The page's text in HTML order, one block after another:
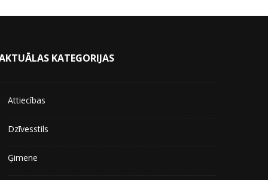
KATEGORIJAS
Attiecības
Dzīvesstils
Ģimene